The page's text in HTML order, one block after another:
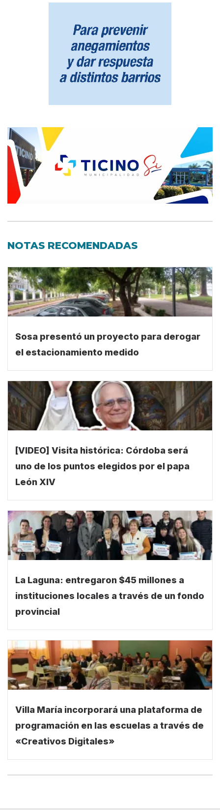
NOTAS RECOMENDADAS
Sosa presentó un proyecto para derogar
el estacionamiento medido
[VIDEO] Visita histórica: Córdoba será
uno de los puntos elegidos por el papa
León XIV
La Laguna: entregaron $45 millones a
instituciones locales a través de un fondo
provincial
Villa María incorporará una plataforma de
programación en las escuelas a través de
«Creativos Digitales»